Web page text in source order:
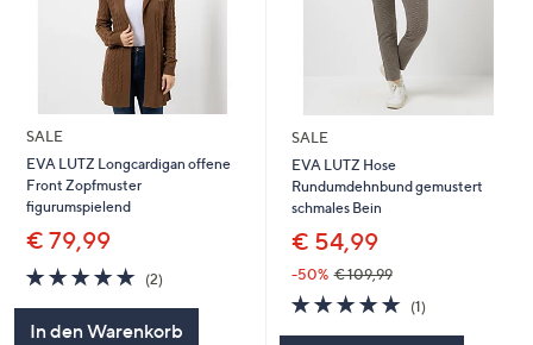
SALE
EVA LUTZ Longcardigan offene
Front Zopfmuster
figurumspielend
€ 79,99
5.0
von
(2)2
In den Warenkorb
SALE
EVA LUTZ Hose
Rundumdehnbund gemustert
schmales Bein
€ 54,99
-50% € 109,99
5.0
von
(1)1